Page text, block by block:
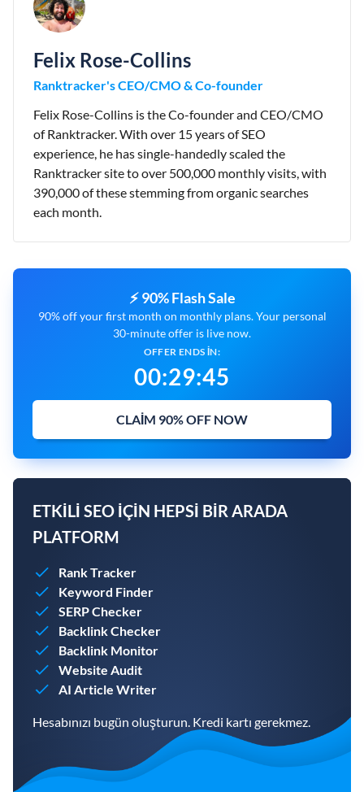
Felix Rose-Collins
Ranktracker's CEO/CMO & Co-founder
Felix Rose-Collins is the Co-founder and CEO/CMO
of Ranktracker. With over 15 years of SEO
experience, he has single-handedly scaled the
Ranktracker site to over 500,000 monthly visits, with
390,000 of these stemming from organic searches
each month.
⚡ 90% Flash Sale
90% off your first month on monthly plans. Your personal
30-minute offer is live now.
OFFER ENDS IN:
00:29:44
CLAIM 90% OFF NOW
ETKILI SEO IÇIN HEPSI BIR ARADA
PLATFORM
Rank Tracker
Keyword Finder
SERP Checker
Backlink Checker
Backlink Monitor
Website Audit
AI Article Writer
Hesabınızı bugün oluşturun. Kredi kartı gerekmez.